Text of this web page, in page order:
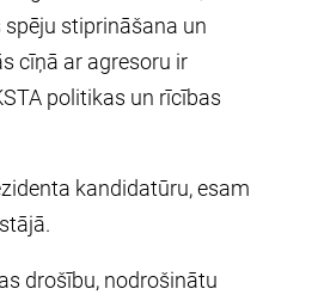
stiprināšana un
cīņā ar agresoru ir
politikas un rīcības
kandidatūru, esam
drošību, nodrošinātu